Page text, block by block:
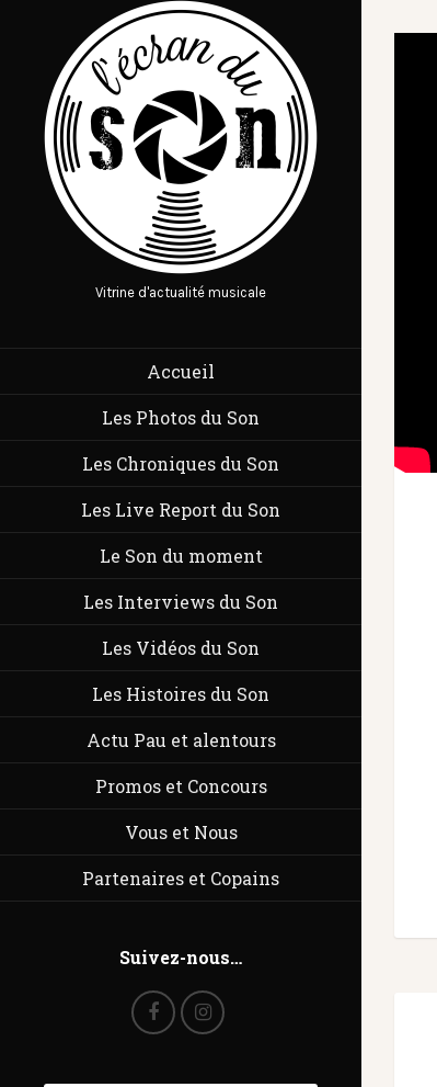
Vitrine d'actualité musicale
Accueil
Les Photos du Son
Les Chroniques du Son
Les Live Report du Son
Le Son du moment
Les Interviews du Son
Les Vidéos du Son
Les Histoires du Son
Actu Pau et alentours
Promos et Concours
Vous et Nous
Partenaires et Copains
Suivez-nous…